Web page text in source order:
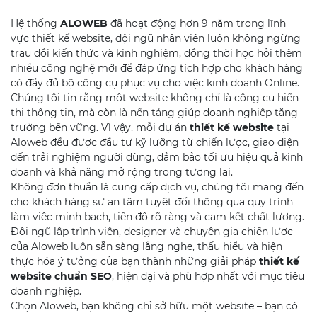
Hệ thống ALOWEB đã hoạt động hơn 9 năm trong lĩnh
vực thiết kế website, đội ngũ nhân viên luôn không ngừng
trau dồi kiến thức và kinh nghiệm, đồng thời học hỏi thêm
nhiều công nghệ mới để đáp ứng tích hợp cho khách hàng
có đầy đủ bộ công cụ phục vụ cho việc kinh doanh Online.
Chúng tôi tin rằng một website không chỉ là công cụ hiển
thị thông tin, mà còn là nền tảng giúp doanh nghiệp tăng
trưởng bền vững. Vì vậy, mỗi dự án thiết kế website tại
Aloweb đều được đầu tư kỹ lưỡng từ chiến lược, giao diện
đến trải nghiệm người dùng, đảm bảo tối ưu hiệu quả kinh
doanh và khả năng mở rộng trong tương lai.
Không đơn thuần là cung cấp dịch vụ, chúng tôi mang đến
cho khách hàng sự an tâm tuyệt đối thông qua quy trình
làm việc minh bạch, tiến độ rõ ràng và cam kết chất lượng.
Đội ngũ lập trình viên, designer và chuyên gia chiến lược
của Aloweb luôn sẵn sàng lắng nghe, thấu hiểu và hiện
thực hóa ý tưởng của bạn thành những giải pháp thiết kế
website chuẩn SEO, hiện đại và phù hợp nhất với mục tiêu
doanh nghiệp.
Chọn Aloweb, bạn không chỉ sở hữu một website – bạn có